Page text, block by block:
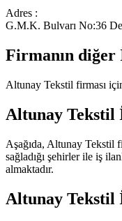
Adres :
G.M.K. Bulvarı No:36
Firmanın diğer
Altunay Tekstil firması
Altunay Tekstil
Aşağıda, Altunay Tekstil
sağladığı şehirler ile iş
almaktadır.
Altunay Tekstil